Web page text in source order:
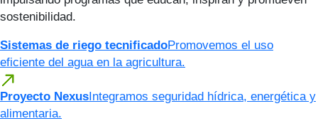
sostenibilidad.
Sistemas de riego tecnificadoPromovemos el uso
eficiente del agua en la agricultura.
Proyecto NexusIntegramos seguridad hídrica, energética y
alimentaria.